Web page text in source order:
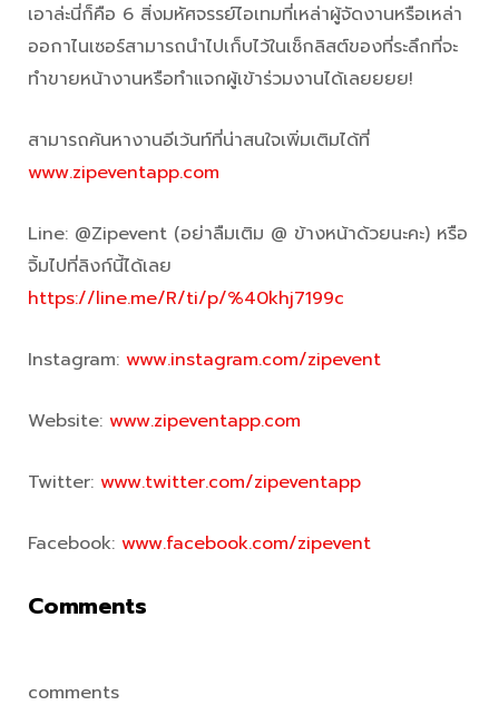
เอาล่ะนี่ก็คือ 6 สิ่งมหัศจรรย์ไอเทมที่เหล่าผู้จัดงานหรือเหล่า
ออกาไนเซอร์สามารถนำไปเก็บไว้ในเช็กลิสต์ของที่ระลึกที่จะ
ทำขายหน้างานหรือทำแจกผู้เข้าร่วมงานได้เลยยยย!
สามารถค้นหางานอีเว้นท์ที่น่าสนใจเพิ่มเติมได้ที่
www.zipeventapp.com
Line: @Zipevent (อย่าลืมเติม @ ข้างหน้าด้วยนะคะ) หรือ
จิ้มไปที่ลิงก์นี้ได้เลย
https://line.me/R/ti/p/%40khj7199c
Instagram: www.instagram.com/zipevent
Website: www.zipeventapp.com
Twitter: www.twitter.com/zipeventapp
Facebook: www.facebook.com/zipevent
Comments
comments